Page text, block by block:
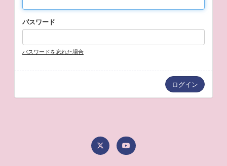
パスワード
パスワードを忘れた場合